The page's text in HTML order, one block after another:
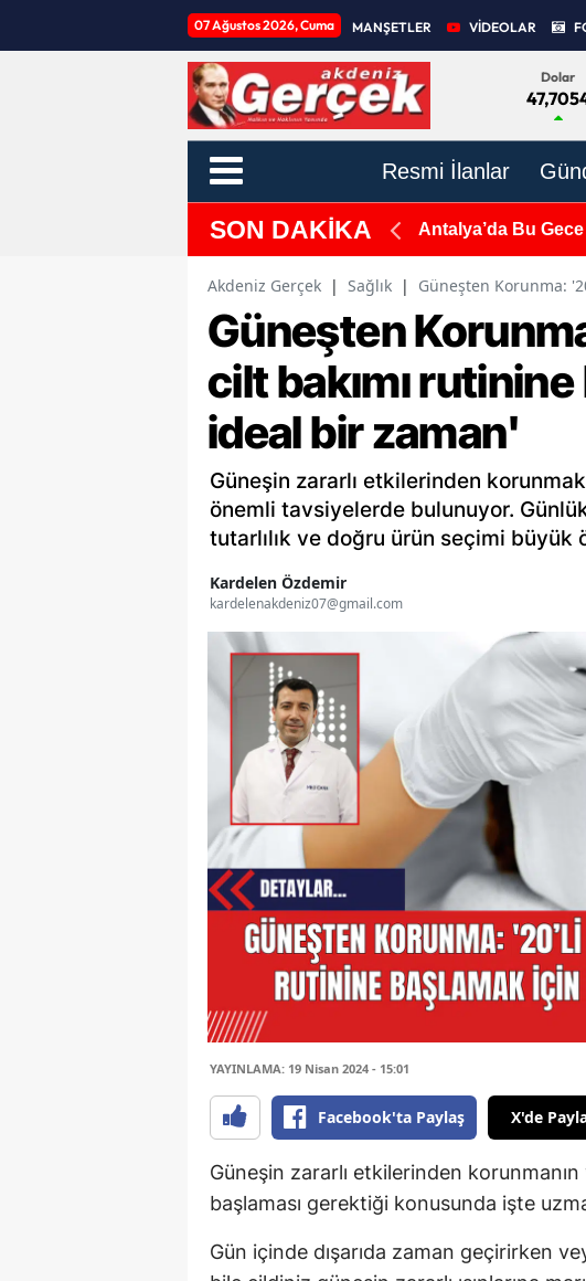
07 Ağustos 2026, Cuma MANŞETLER VİDEOLAR
Dolar
Resmi İlanlar
SON DAKİKA Antalya’da Bu
Akdeniz Gerçek | Sağlık | Güneşten Korunma:
Güneşten
cilt bakımı
ideal bir zaman'
Güneşin zararlı etkilerinden
önemli tavsiyelerde bulunuyor.
tutarlılık ve doğru ürün seçimi büyük
Kardelen Özdemir
kardelenakdeniz07@gmail.com
YAYINLAMA: 19 Nisan 2024 - 15:01
Facebook'ta Paylaş X'de
Güneşin zararlı etkilerinden
başlaması gerektiği konusunda işte
Gün içinde dışarıda zaman geçirirken